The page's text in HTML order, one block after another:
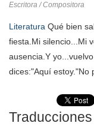
Escritora / Compositora
Literatura Qué bien
fiesta.Mi silencio...Mi
ausencia.Y
dices:"Aquí estoy."No